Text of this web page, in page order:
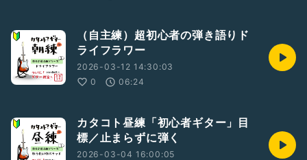
（自主練）超初心者の弾き語りド
ライフラワー
2026-03-12 14:30:03
0
06:24
カタコト昼練「初心者ギター」目
標／止まらずに弾く
2026-03-04 16:00:05